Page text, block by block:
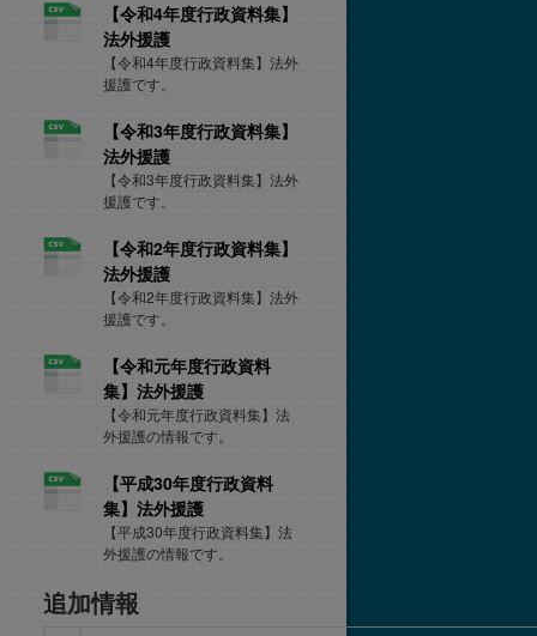
【令和4年度行政資料集】
法外援護
【令和4年度行政資料集】法外
援護です。
【令和3年度行政資料集】
法外援護
【令和3年度行政資料集】法外
援護です。
【令和2年度行政資料集】
法外援護
【令和2年度行政資料集】法外
援護です。
【令和元年度行政資料
集】法外援護
【令和元年度行政資料集】法
外援護の情報です。
【平成30年度行政資料
集】法外援護
【平成30年度行政資料集】法
外援護の情報です。
追加情報